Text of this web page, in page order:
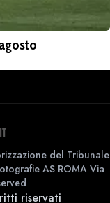
del Tribunale
AS ROMA Via
riservati